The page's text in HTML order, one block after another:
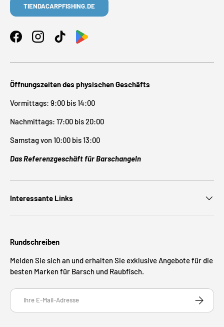
TIENDACARPFISHING.DE
FacebookInstagramTikTok
Öffnungszeiten des physischen Geschäfts
Vormittags: 9:00 bis 14:00
Nachmittags: 17:00 bis 20:00
Samstag von 10:00 bis 13:00
Das Referenzgeschäft für Barschangeln
Interessante Links
Rundschreiben
Melden Sie sich an und erhalten Sie exklusive Angebote für die
besten Marken für Barsch und Raubfisch.
E-Mail